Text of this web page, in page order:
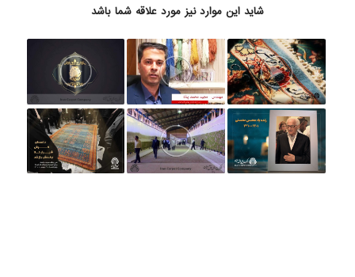
شاید این موارد نیز مورد علاقه شما باشد